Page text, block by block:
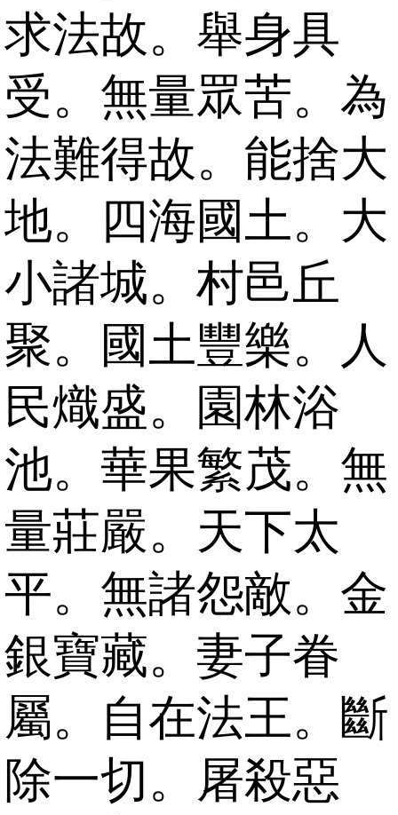
求法故。舉身具
受。無量眾苦。為
法難得故。能捨大
地。四海國土。大
小諸城。村邑丘
聚。國土豐樂。人
民熾盛。園林浴
池。華果繁茂。無
量莊嚴。天下太
平。無諸怨敵。金
銀寶藏。妻子眷
屬。自在法王。斷
除一切。屠殺惡